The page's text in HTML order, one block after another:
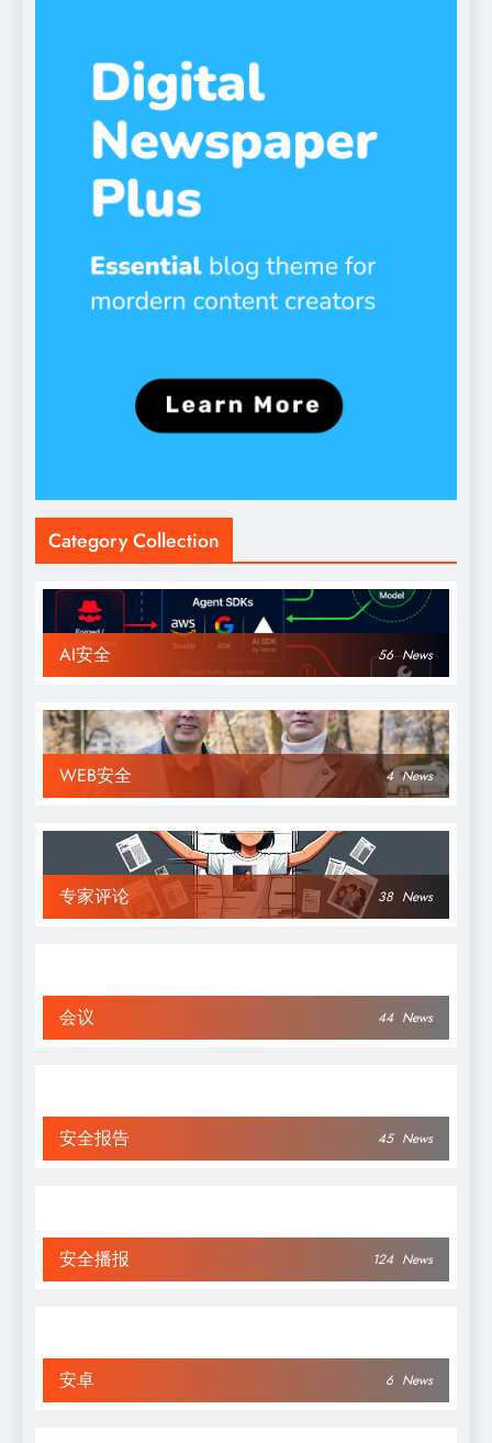
Category Collection
AI安全 56 News
WEB安全 4 News
专家评论 38 News
会议 44 News
安全报告 45 News
安全播报 124 News
安卓 6 News